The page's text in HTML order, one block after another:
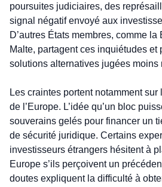
poursuites judiciaires, des
signal négatif envoyé aux
D’autres États membres, comme la
Malte, partagent ces inquiétudes et
solutions alternatives jugées moins
Les craintes portent notamment sur
de l’Europe. L’idée qu’un bloc
souverains gelés pour financer un
de sécurité juridique. Certains
investisseurs étrangers hésitent à
Europe s’ils perçoivent un
doutes expliquent la difficulté à